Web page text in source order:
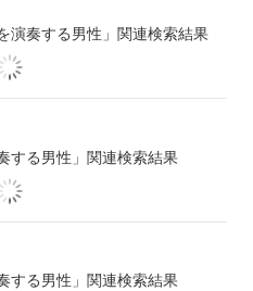
演奏する男性」関連検索結果
する男性」関連検索結果
する男性」関連検索結果